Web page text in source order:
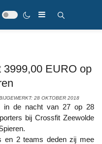
3999,00 EURO op
28 OKTOBER 2018
bij Crossfit Zeewolde
en 2 teams deden zij mee